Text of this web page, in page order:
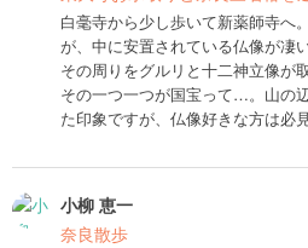
白毫寺から少し歩いて新薬師寺へ
が、中に安置されている仏像が凄
その周りをグルリと十二神立像が
その一つ一つが国宝って…。山の
た印象ですが、仏像好きな方は必見
小柳 恵一
奈良散歩